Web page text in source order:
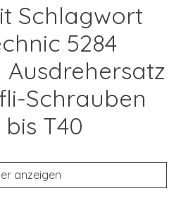
Schlagwort
5284
Schrauben
bis T40
anzeigen